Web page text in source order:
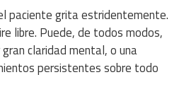
paciente grita estridentemente.
libre. Puede, de todos modos,
claridad mental, o una
persistentes sobre todo